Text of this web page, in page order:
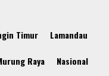
Timur Lamandau
Raya Nasional